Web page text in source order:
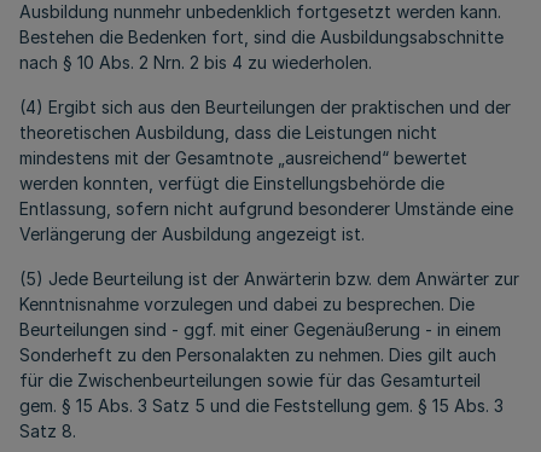
Ausbildung nunmehr unbedenklich fortgesetzt werden kann.
Bestehen die Bedenken fort, sind die Ausbildungsabschnitte
nach § 10 Abs. 2 Nrn. 2 bis 4 zu wiederholen.
(4) Ergibt sich aus den Beurteilungen der praktischen und der
theoretischen Ausbildung, dass die Leistungen nicht
mindestens mit der Gesamtnote „ausreichend“ bewertet
werden konnten, verfügt die Einstellungsbehörde die
Entlassung, sofern nicht aufgrund besonderer Umstände eine
Verlängerung der Ausbildung angezeigt ist.
(5) Jede Beurteilung ist der Anwärterin bzw. dem Anwärter zur
Kenntnisnahme vorzulegen und dabei zu besprechen. Die
Beurteilungen sind - ggf. mit einer Gegenäußerung - in einem
Sonderheft zu den Personalakten zu nehmen. Dies gilt auch
für die Zwischenbeurteilungen sowie für das Gesamturteil
gem. § 15 Abs. 3 Satz 5 und die Feststellung gem. § 15 Abs. 3
Satz 8.